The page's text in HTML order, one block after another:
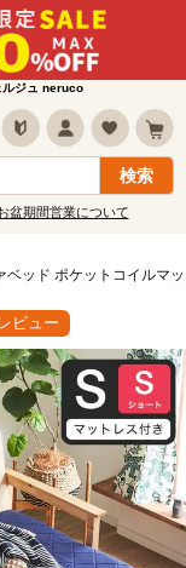
ジュ neruco
盆期間営業について
ベッド ポケットコイルマ
レビュー